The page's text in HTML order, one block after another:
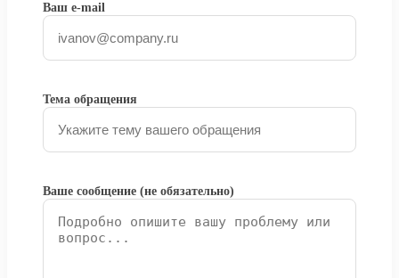
Ваш e-mail
Тема обращения
Ваше сообщение (не обязательно)